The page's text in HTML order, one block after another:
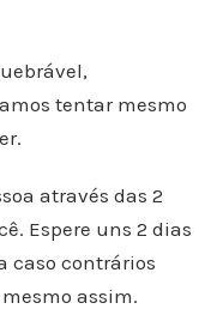
tentar mesmo
através das 2
Espere uns 2 dias
caso contrários
assim.